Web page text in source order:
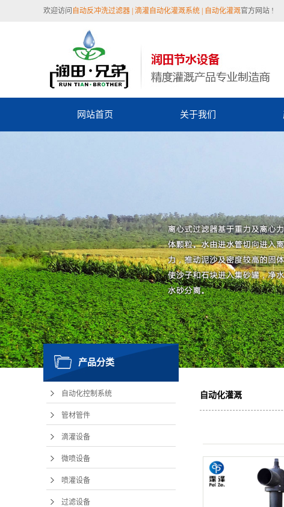
欢迎访问 自动反冲洗过滤器 | 滴灌自动化灌溉系统 | 自动化灌溉官方网站 !
网站首页 关于我们
阀
产品分类
自动化控制系统
管材管件
滴灌设备
微喷设备
喷灌设备
过滤设备
自动化灌溉